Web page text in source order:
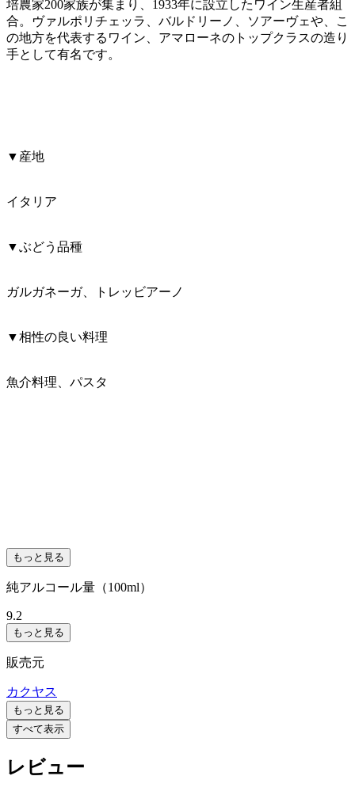
培農家200家族が集まり、1933年に設立したワイン生産者組
合。ヴァルポリチェッラ、バルドリーノ、ソアーヴェや、こ
の地方を代表するワイン、アマローネのトップクラスの造り
手として有名です。
▼産地
イタリア
▼ぶどう品種
ガルガネーガ、トレッビアーノ
▼相性の良い料理
魚介料理、パスタ
もっと見る
純アルコール量（100ml）
9.2
もっと見る
販売元
カクヤス
もっと見る
すべて表示
レビュー